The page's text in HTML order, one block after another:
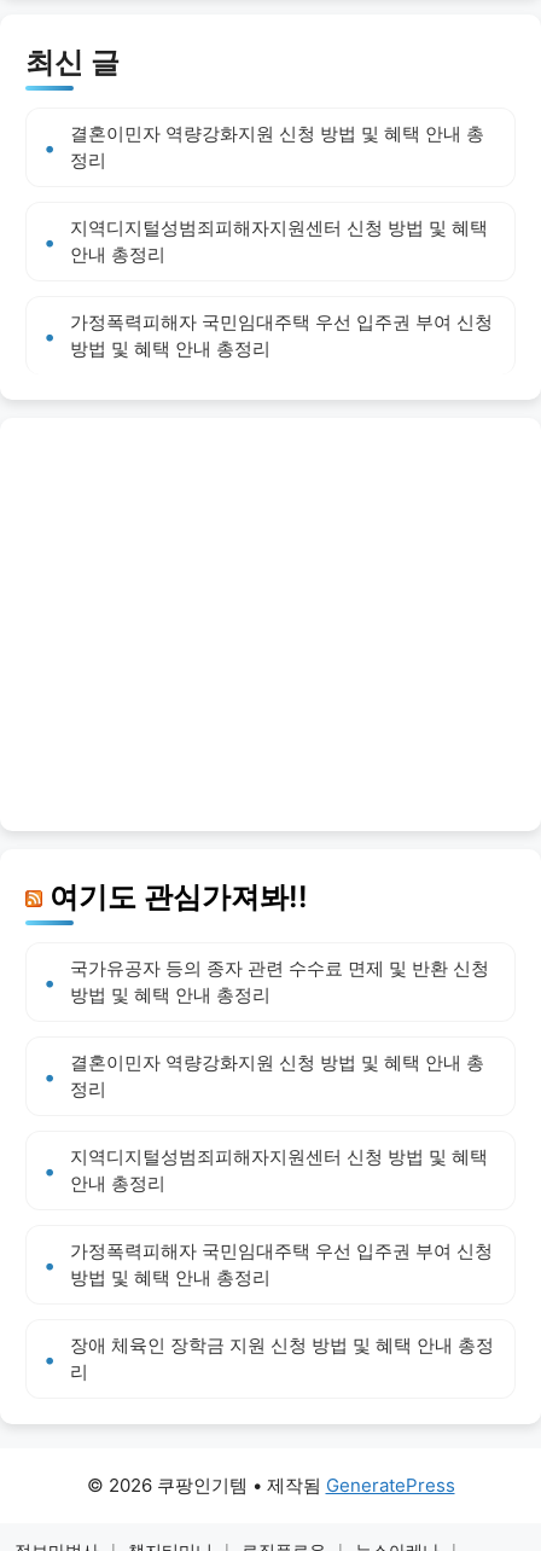
최신 글
결혼이민자 역량강화지원 신청 방법 및 혜택 안내 총
정리
지역디지털성범죄피해자지원센터 신청 방법 및 혜택
안내 총정리
가정폭력피해자 국민임대주택 우선 입주권 부여 신청
방법 및 혜택 안내 총정리
여기도 관심가져봐!!
국가유공자 등의 종자 관련 수수료 면제 및 반환 신청
방법 및 혜택 안내 총정리
결혼이민자 역량강화지원 신청 방법 및 혜택 안내 총
정리
지역디지털성범죄피해자지원센터 신청 방법 및 혜택
안내 총정리
가정폭력피해자 국민임대주택 우선 입주권 부여 신청
방법 및 혜택 안내 총정리
장애 체육인 장학금 지원 신청 방법 및 혜택 안내 총정
리
© 2026 쿠팡인기템 • 제작됨 GeneratePress